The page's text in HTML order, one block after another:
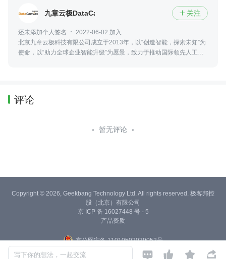
九章云极DataCanvas  关注
还未添加个人签名
2022-06-02 加入
北京九章云极科技有限公司成立于2013年，以“创造智能，探索未知”为
使命，以“助力全球企业智能升级”为愿景，致力于推动国际领先人工智
评论
暂无评论
写下你的想法，一起交流    
Copyright © 2026, Geekbang Technology Ltd. All rights reserved. 极客邦控
股（北京）有限公司
京 ICP 备 16027448 号 - 5
产品资质
京公网安备 11010502039052号